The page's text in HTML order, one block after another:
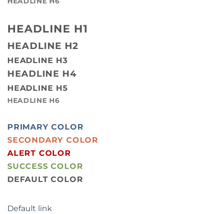
HEADLINE H1
HEADLINE H2
HEADLINE H3
HEADLINE H4
HEADLINE H5
HEADLINE H6
PRIMARY COLOR
SECONDARY COLOR
ALERT COLOR
SUCCESS COLOR
DEFAULT COLOR
Default link